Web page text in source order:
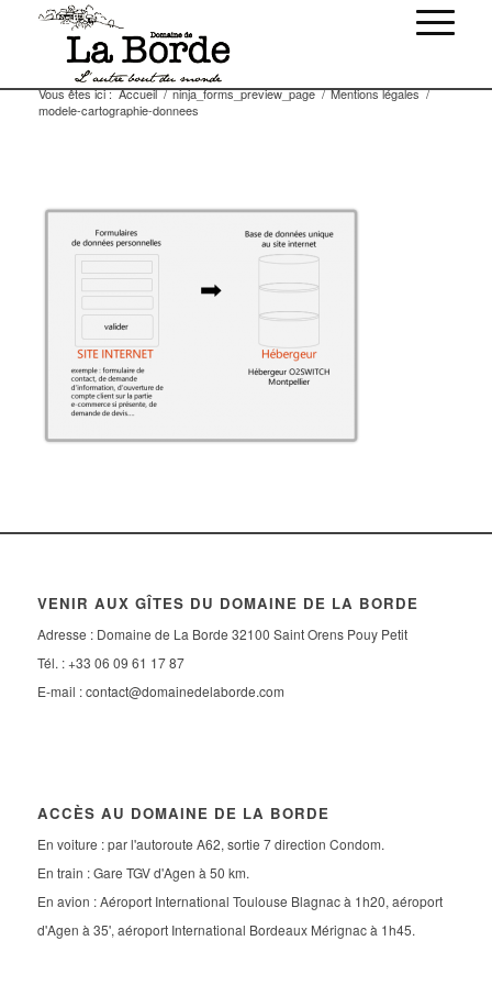
Vous êtes ici : Accueil / ninja_forms_preview_page / Mentions légales /
modele-cartographie-donnees
VENIR AUX GÎTES DU DOMAINE DE LA BORDE
Adresse : Domaine de La Borde 32100 Saint Orens Pouy Petit
Tél. : +33 06 09 61 17 87
E-mail :contact@domainedelaborde.com
ACCÈS AU DOMAINE DE LA BORDE
En voiture : par l'autoroute A62, sortie 7 direction Condom.
En train : Gare TGV d'Agen à 50 km.
En avion : Aéroport International Toulouse Blagnac à 1h20, aéroport
d'Agen à 35', aéroport International Bordeaux Mérignac à 1h45.